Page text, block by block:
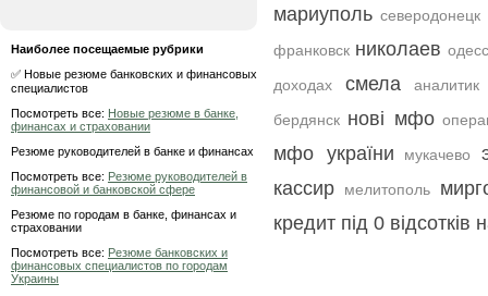
Наиболее посещаемые рубрики
✅ Новые резюме банковских и финансовых
специалистов
Посмотреть все: Новые резюме в банке,
финансах и страховании
Резюме руководителей в банке и финансах
Посмотреть все: Резюме руководителей в
финансовой и банковской сфере
Резюме по городам в банке, финансах и
страховании
Посмотреть все: Резюме банковских и
финансовых специалистов по городам
Украины
мариуполь северодонецк
франковск николаев
доходах
смела
аналитик
бердянск нові мфо
мфо україни мукачево
кассир
мелитополь
кредит під 0 відсотків